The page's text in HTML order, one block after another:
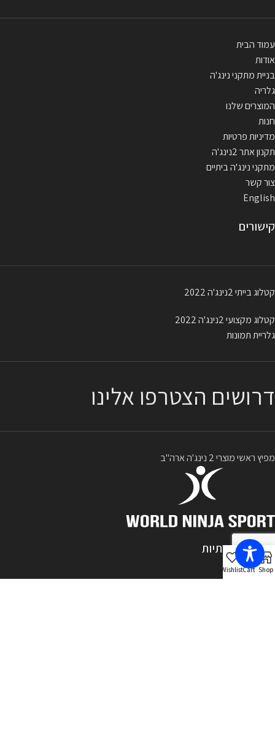
עמוד הבית
אודות
בניית מתקני נינג'ה
גלריה
המוצרים שלנו
חנות
מדיניות פרטיות
תקנון אתר 2נינג'ה
מתקני נינג'ה ביתיים
צור קשר
English
קישורים
קטלוג בייתי 2נינג'ה 2022
קטלוג מקצועי 2נינג'ה 2022
גלריית תמונות
דרושים הצטרפו אלינו
מפיץ ראשי מוצרי 2 נינג'ה ארה"ב
רשתות חברתיות
Shop
Cart
Wishlist